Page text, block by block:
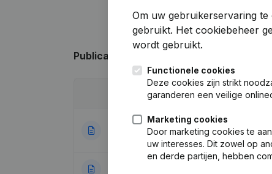
Publicaties
Publicatie
22-07-2022
Statuten
Benoemingen
Om uw gebruikerservaring
gebruikt. Het cookiebeheer
wordt gebruikt.
Functionele cookies
Deze cookies zijn strikt
garanderen een veilige
Marketing cookies
Door marketing cookies te
uw interesses. Dit zowel op
en derde partijen, hebben